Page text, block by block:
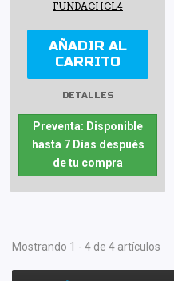
FUNDACHCL4
AÑADIR AL
CARRITO
DETALLES
Preventa: Disponible
hasta 7 Días después
de tu compra
Mostrando 1 - 4 de 4 artículos